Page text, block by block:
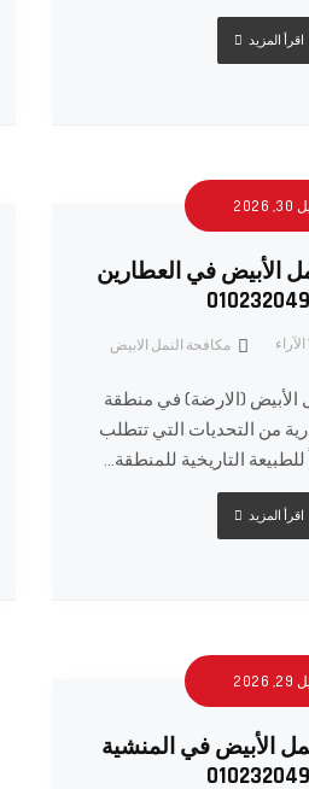
اقرأ المزيد
الأبيض في العطارين
مكافحة النمل الابيض الآراء
الأبيض (الارضة) في منطقة
من التحديات التي تتطلب
التاريخية للمنطقة...
اقرأ المزيد
الأبيض في المنشية